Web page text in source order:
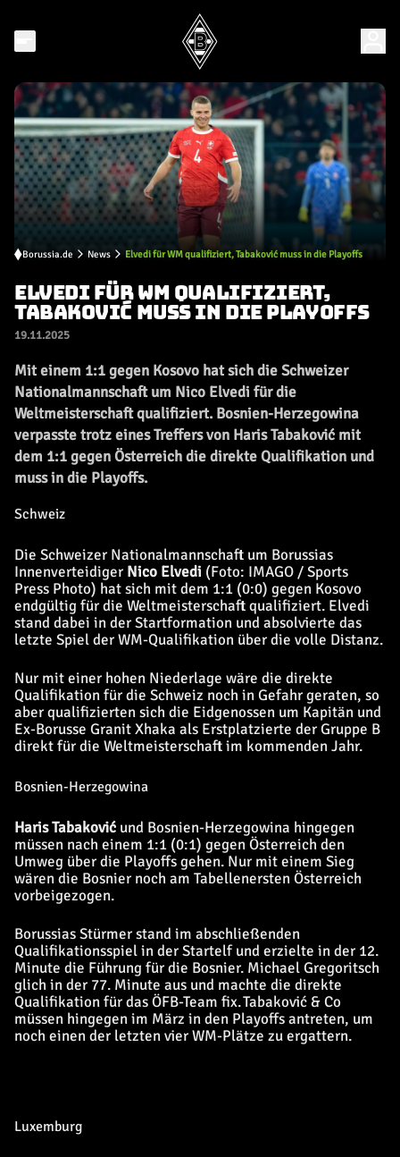
Borussia.de News Elvedi für WM qualifiziert, Tabaković muss in die Playoffs
ELVEDI FÜR WM QUALIFIZIERT,
TABAKOVIĆ MUSS IN DIE PLAYOFFS
19.11.2025
Mit einem 1:1 gegen Kosovo hat sich die Schweizer
Nationalmannschaft um Nico Elvedi für die
Weltmeisterschaft qualifiziert. Bosnien-Herzegowina
verpasste trotz eines Treffers von Haris Tabaković mit
dem 1:1 gegen Österreich die direkte Qualifikation und
muss in die Playoffs.
Schweiz
Die Schweizer Nationalmannschaft um Borussias
Innenverteidiger Nico Elvedi (Foto: IMAGO / Sports
Press Photo) hat sich mit dem 1:1 (0:0) gegen Kosovo
endgültig für die Weltmeisterschaft qualifiziert. Elvedi
stand dabei in der Startformation und absolvierte das
letzte Spiel der WM-Qualifikation über die volle Distanz.
Nur mit einer hohen Niederlage wäre die direkte
Qualifikation für die Schweiz noch in Gefahr geraten, so
aber qualifizierten sich die Eidgenossen um Kapitän und
Ex-Borusse Granit Xhaka als Erstplatzierte der Gruppe B
direkt für die Weltmeisterschaft im kommenden Jahr.
Bosnien-Herzegowina
Haris Tabaković und Bosnien-Herzegowina hingegen
müssen nach einem 1:1 (0:1) gegen Österreich den
Umweg über die Playoffs gehen. Nur mit einem Sieg
wären die Bosnier noch am Tabellenersten Österreich
vorbeigezogen.
Borussias Stürmer stand im abschließenden
Qualifikationsspiel in der Startelf und erzielte in der 12.
Minute die Führung für die Bosnier. Michael Gregoritsch
glich in der 77. Minute aus und machte die direkte
Qualifikation für das ÖFB-Team fix. Tabaković & Co
müssen hingegen im März in den Playoffs antreten, um
noch einen der letzten vier WM-Plätze zu ergattern.
Luxemburg